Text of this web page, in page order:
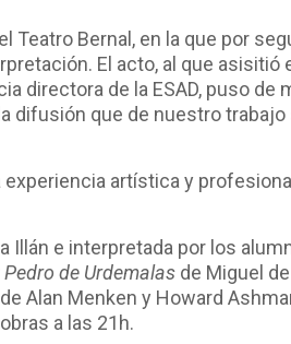
Bernal, en la que por
El acto, al que asisitió
directora de la ESAD, puso
difusión que de nuestro
artística y
Illán e interpretada por los
Pedro de Urdemalas de Miguel
de Alan Menken y Howard
a las 21h.